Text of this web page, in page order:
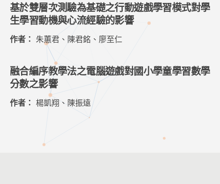
基於雙層次測驗為基礎之行動遊戲學習模式對學
生學習動機與心流經驗的影響
作者： 朱蕙君、陳君銘、廖至仁
融合編序教學法之電腦遊戲對國小學童學習數學
分數之影響
作者： 楊凱翔、陳振遠